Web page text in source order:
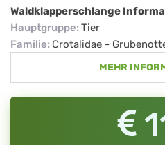
Waldklapperschlange
Hauptgruppe: Tier
Familie: Crotalidae -
MEHR